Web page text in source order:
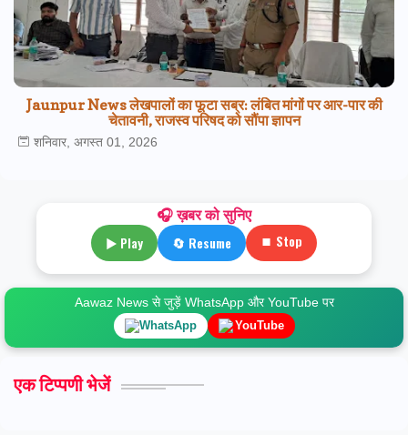
Jaunpur News लेखपालों का फूटा सब्र: लंबित मांगों पर आर-पार की
चेतावनी, राजस्व परिषद को सौंपा ज्ञापन
शनिवार, अगस्त 01, 2026
🎧 ख़बर को सुनिए
▶ Play 🔄 Resume ⏹ Stop
Aawaz News से जुड़ें WhatsApp और YouTube पर
WhatsApp YouTube
एक टिप्पणी भेजें